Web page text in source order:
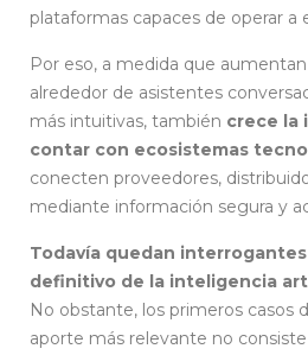
plataformas capaces de operar a
Por eso, a medida que
alrededor de asistentes
más intuitivas, también crece la
contar con ecosistemas
conecten proveedores,
mediante información segura y
Todavía quedan
definitivo de la inteligencia
No obstante, los primeros casos
aporte más relevante no